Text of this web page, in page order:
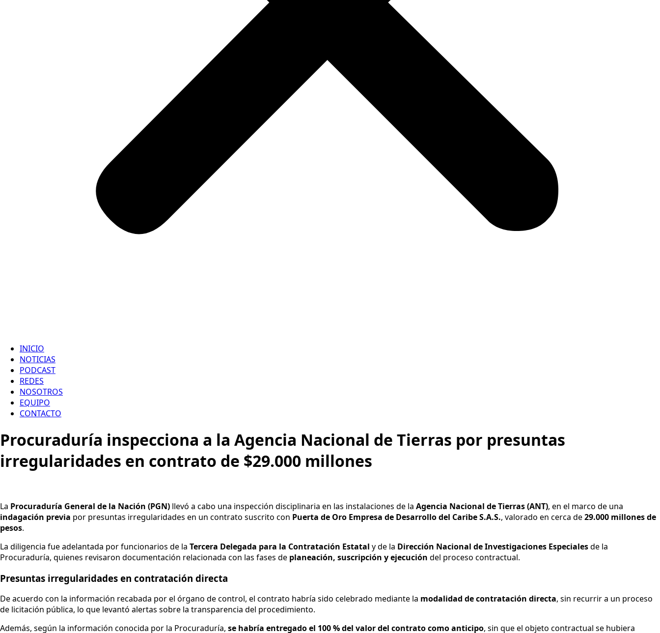
INICIO
NOTICIAS
PODCAST
REDES
NOSOTROS
EQUIPO
CONTACTO
Procuraduría inspecciona a la Agencia Nacional de Tierras por presuntas
irregularidades en contrato de $29.000 millones
La Procuraduría General de la Nación (PGN) llevó a cabo una inspección disciplinaria en las instalaciones de la Agencia Nacional de Tierras (ANT), en el marco de una
indagación previa por presuntas irregularidades en un contrato suscrito con Puerta de Oro Empresa de Desarrollo del Caribe S.A.S., valorado en cerca de29.000 millones de
pesos.
La diligencia fue adelantada por funcionarios de la Tercera Delegada para la Contratación Estatal y de la Dirección Nacional de Investigaciones Especialesde la
Procuraduría, quienes revisaron documentación relacionada con las fases de planeación, suscripción y ejecución del proceso contractual.
Presuntas irregularidades en contratación directa
De acuerdo con la información recabada por el órgano de control, el contrato habría sido celebrado mediante la modalidad de contratación directa, sin recurrir a un proceso
de licitación pública, lo que levantó alertas sobre la transparencia del procedimiento.
Además, según la información conocida por la Procuraduría, se habría entregado el 100 % del valor del contrato como anticipo, sin que el objeto contractual se hubiera